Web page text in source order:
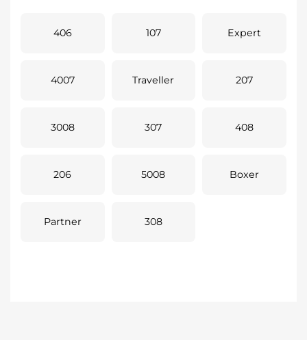
406 107 Expert
4007 Traveller 207
3008 307 408
206 5008 Boxer
Partner 308